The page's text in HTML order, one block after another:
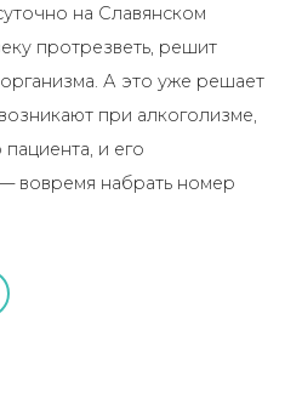
на Славянском
протрезветь, решит
А это уже решает
при алкоголизме,
и его
вовремя набрать номер